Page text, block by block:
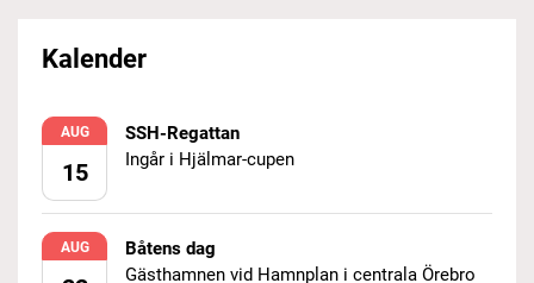
Kalender
AUG
15
SSH-Regattan
Ingår i Hjälmar-cupen
AUG
Båtens dag
Gästhamnen vid Hamnplan i centrala Örebro